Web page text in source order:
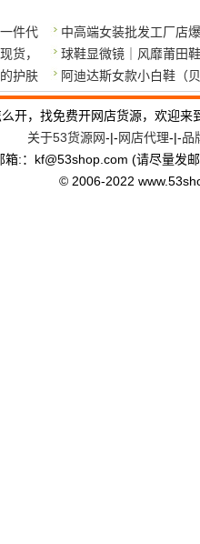
件代
中高端女装批发工厂店
货，
球鞋显微镜｜风靡莆田
护肤
阿迪达斯女款小白鞋（
开，找免费开网店货源，欢迎
关于53货源网-|-网店代理-|-品
箱:：kf@53shop.com (请尽量发
© 2006-2022